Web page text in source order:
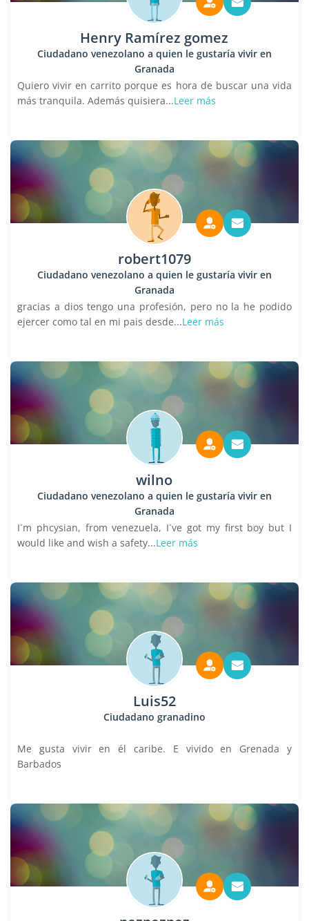
Henry Ramírez gomez
Ciudadano venezolano a quien le gustaría vivir en
Granada
Quiero vivir en carrito porque es hora de buscar una vida
más tranquila. Además quisiera...Leer más
robert1079
Ciudadano venezolano a quien le gustaría vivir en
Granada
gracias a dios tengo una profesión, pero no la he podido
ejercer como tal en mi pais desde...Leer más
wilno
Ciudadano venezolano a quien le gustaría vivir en
Granada
I´m phcysian, from venezuela, I´ve got my first boy but I
would like and wish a safety...Leer más
Luis52
Ciudadano granadino
Me gusta vivir en él caribe. E vivido en Grenada y
Barbados